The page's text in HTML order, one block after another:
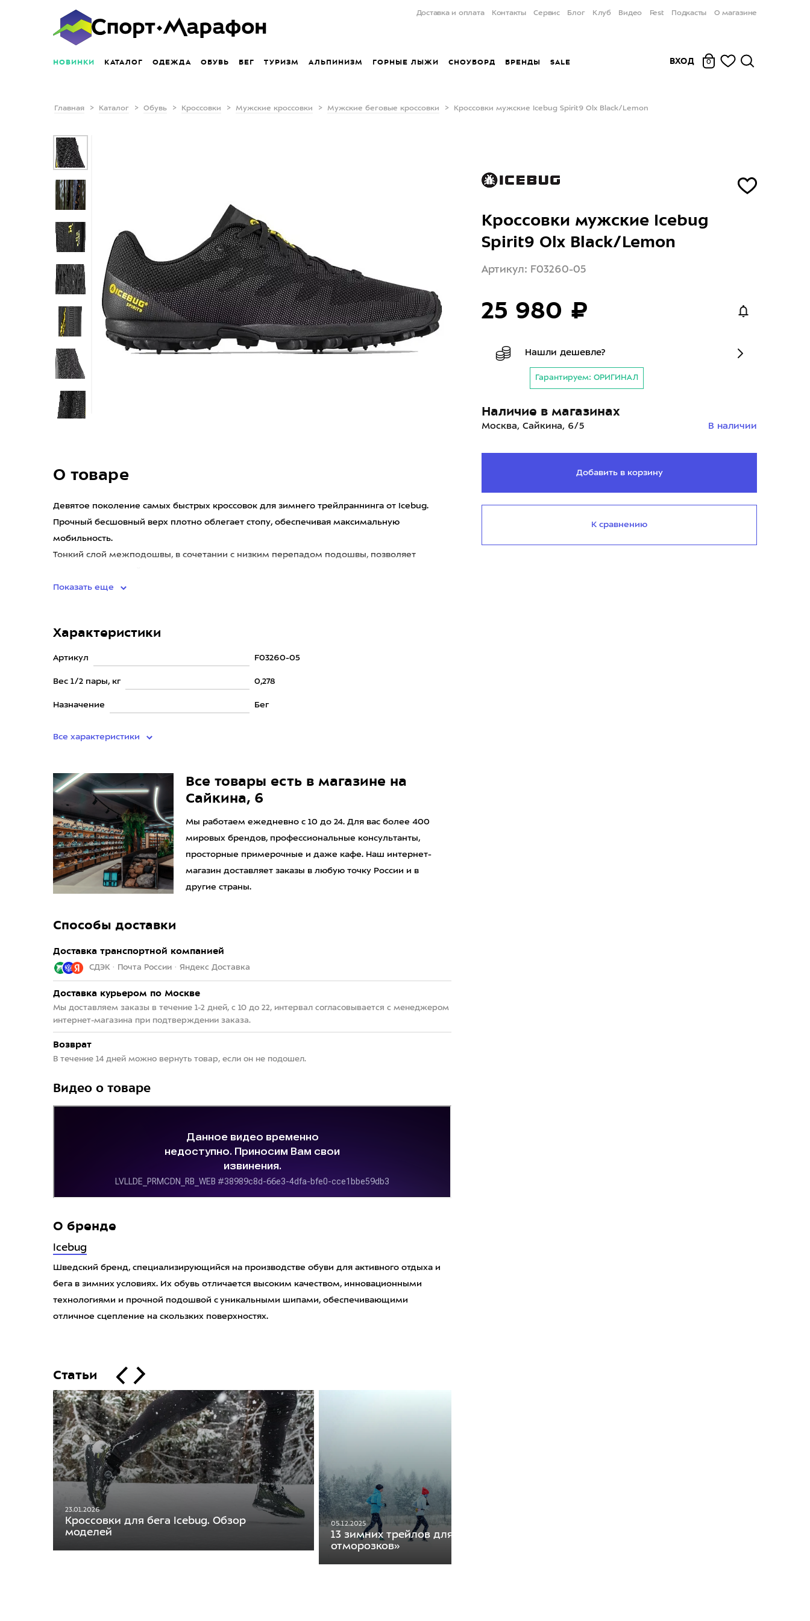
Доставка и оплата Контакты Сервис Блог Клуб Видео Fest Подкасты О магазине
НОВИНКИ КАТАЛОГ ОДЕЖДА ОБУВЬ БЕГ ТУРИЗМ АЛЬПИНИЗМ ГОРНЫЕ ЛЫЖИ СНОУБОРД БРЕНДЫ SALE ВХОД 0
Главная Каталог Обувь Кроссовки Мужские кроссовки Мужские беговые кроссовки Кроссовки мужские Icebug Spirit9 Olx Black/Lemon
О товаре
Девятое поколение самых быстрых кроссовок для зимнего трейлраннинга от Icebug.
Прочный бесшовный верх плотно облегает стопу, обеспечивая максимальную
мобильность.
Тонкий слой межподошвы, в сочетании с низким перепадом подошвы, позволяет
Показать еще
Характеристики
Артикул F03260-05
Вес 1/2 пары, кг 0,278
Назначение Бег
Все характеристики
Все товары есть в магазине на
Сайкина, 6
Мы работаем ежедневно с 10 до 24. Для вас более 400
мировых брендов, профессиональные консультанты,
просторные примерочные и даже кафе. Наш интернет-
магазин доставляет заказы в любую точку России и в
другие страны.
Способы доставки
Доставка транспортной компанией
СДЭК · Почта России · Яндекс Доставка
Доставка курьером по Москве
Мы доставляем заказы в течение 1-2 дней, с 10 до 22, интервал согласовывается с менеджером
интернет-магазина при подтверждении заказа.
Возврат
В течение 14 дней можно вернуть товар, если он не подошел.
Видео о товаре
О бренде
Icebug
Шведский бренд, специализирующийся на производстве обуви для активного отдыха и
бега в зимних условиях. Их обувь отличается высоким качеством, инновационными
технологиями и прочной подошвой с уникальными шипами, обеспечивающими
отличное сцепление на скользких поверхностях.
Статьи
23.01.2026
Кроссовки для бега Icebug. Обзор
моделей
05.12.2025
13 зимних трейлов для «настоящих
отморозков»
Кроссовки мужские Icebug
Spirit9 Olx Black/Lemon
Артикул: F03260-05
25 980 ₽
Нашли дешевле?
Гарантируем: ОРИГИНАЛ
Наличие в магазинах
Москва, Сайкина, 6/5 В наличии
Добавить в корзину
К сравнению